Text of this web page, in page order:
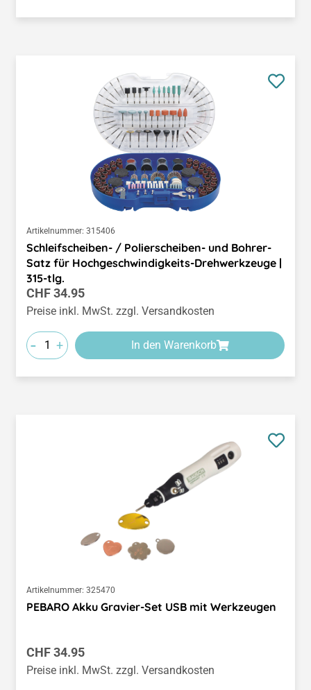
Artikelnummer: 315406
Schleifscheiben- / Polierscheiben- und Bohrer-
Satz für Hochgeschwindigkeits-Drehwerkzeuge |
315-tlg.
Regulärer Preis:
CHF 34.95
Preise inkl. MwSt. zzgl. Versandkosten
- + In den Warenkorb
Artikelnummer: 325470
PEBARO Akku Gravier-Set USB mit Werkzeugen
Regulärer Preis:
CHF 34.95
Preise inkl. MwSt. zzgl. Versandkosten